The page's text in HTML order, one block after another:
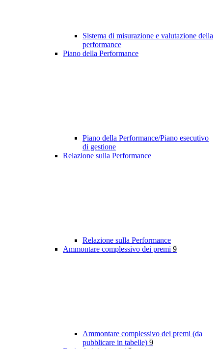
Sistema di misurazione e valutazione della
performance
Piano della Performance
Piano della Performance/Piano esecutivo
di gestione
Relazione sulla Performance
Relazione sulla Performance
Ammontare complessivo dei premi 9
Ammontare complessivo dei premi (da
pubblicare in tabelle) 9